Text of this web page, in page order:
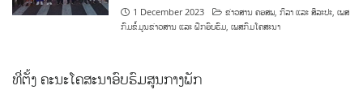
1 December 2023 ຂ່າວສານ ຄອສພ ,ກິລາ ແລະ ສິລະປະ ,ເພສ
ກົມຂໍ້ມູນຂ່າວສານ ແລະ ຝຶກອົບຮົມ ,ເພສກົມໂຄສະນາ
ທີ່ຕັ້ງ ຄະນະໂຄສະນາອົບຮົມສູນກາງພັກ